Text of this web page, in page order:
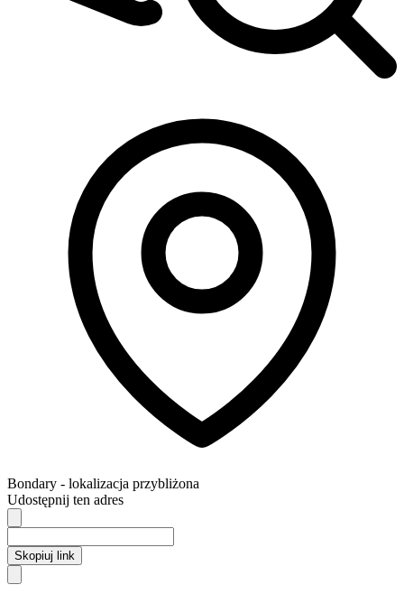
Bondary - lokalizacja przybliżona
Udostępnij ten adres
Skopiuj link